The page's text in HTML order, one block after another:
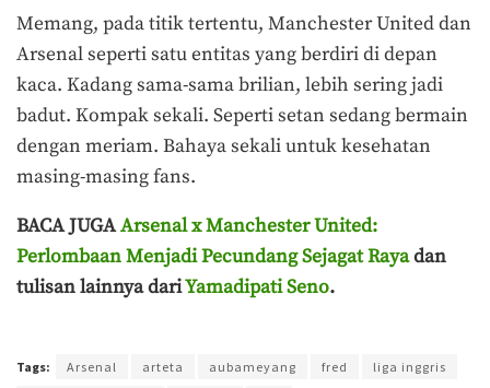
Memang, pada titik tertentu, Manchester United dan
Arsenal seperti satu entitas yang berdiri di depan
kaca. Kadang sama-sama brilian, lebih sering jadi
badut. Kompak sekali. Seperti setan sedang bermain
dengan meriam. Bahaya sekali untuk kesehatan
masing-masing fans.
BACA JUGAArsenal x Manchester United:
Perlombaan Menjadi Pecundang Sejagat Rayadan
tulisan lainnya dariYamadipati Seno.
Tags: Arsenal arteta aubameyang fred
liga inggris